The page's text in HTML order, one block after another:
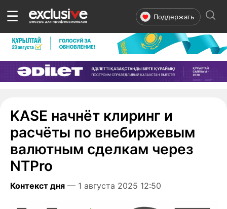
☰ Поддержать
KASE начнёт клиринг и
расчёты по внебиржевым
валютным сделкам через
NTPro
Контекст дня — 1 августа 2025 12:50